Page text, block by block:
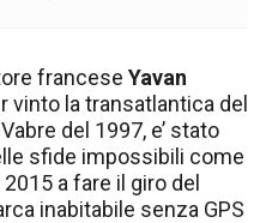
francese Yavan
vinto la transatlantica del
del 1997, e’ stato
sfide impossibili come
a fare il giro del
inabitabile senza GPS